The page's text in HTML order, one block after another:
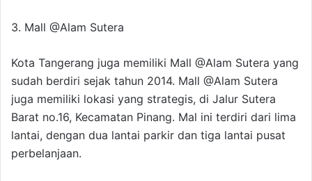
3. Mall @Alam Sutera
Kota Tangerang juga memiliki Mall @Alam Sutera yang
sudah berdiri sejak tahun 2014. Mall @Alam Sutera
juga memiliki lokasi yang strategis, di Jalur Sutera
Barat no.16, Kecamatan Pinang. Mal ini terdiri dari lima
lantai, dengan dua lantai parkir dan tiga lantai pusat
perbelanjaan.